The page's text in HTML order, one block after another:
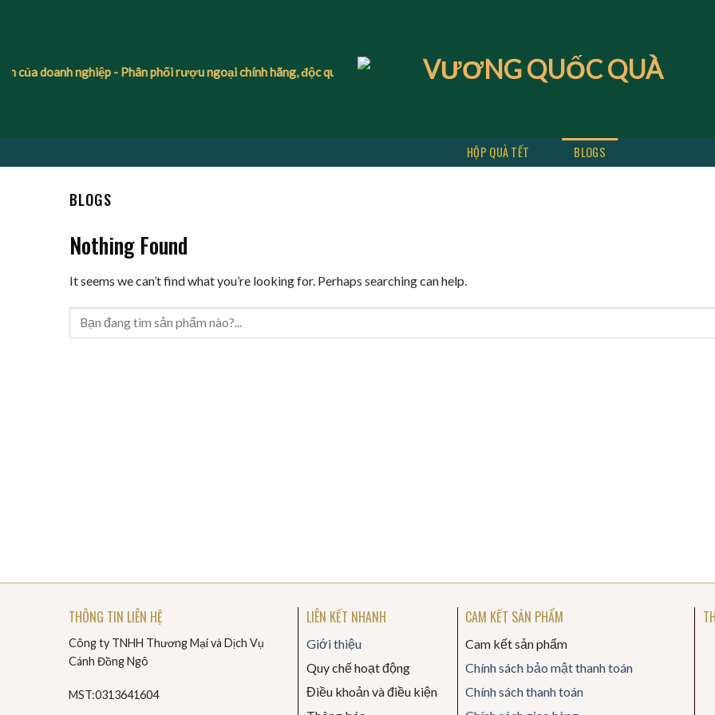
của doanh nghiệp -Phân phối rượu ngoại chính hãng, độc quyền
HỘP QUÀ TẾT BLOGS
BLOGS
Nothing Found
It seems we can’t find what you’re looking for. Perhaps searching can help.
THÔNG TIN LIÊN HỆ
Công ty TNHH Thương Mại và Dịch Vụ
Cánh Đồng Ngô
MST:0313641604
LIÊN KẾT NHANH
Giới thiệu
Quy chế hoạt động
Điều khoản và điều kiện
CAM KẾT SẢN PHẨM
Cam kết sản phẩm
Chính sách bảo mật thanh toán
Chính sách thanh toán